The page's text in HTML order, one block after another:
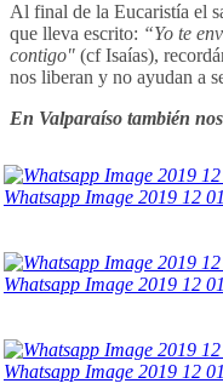
Al final de la Eucaristía el
que lleva escrito: “Yo te
contigo" (cf Isaías),
nos liberan y no ayudan a
En Valparaíso también
Whatsapp Image 2019 12
Whatsapp Image 2019 12
Whatsapp Image 2019 12